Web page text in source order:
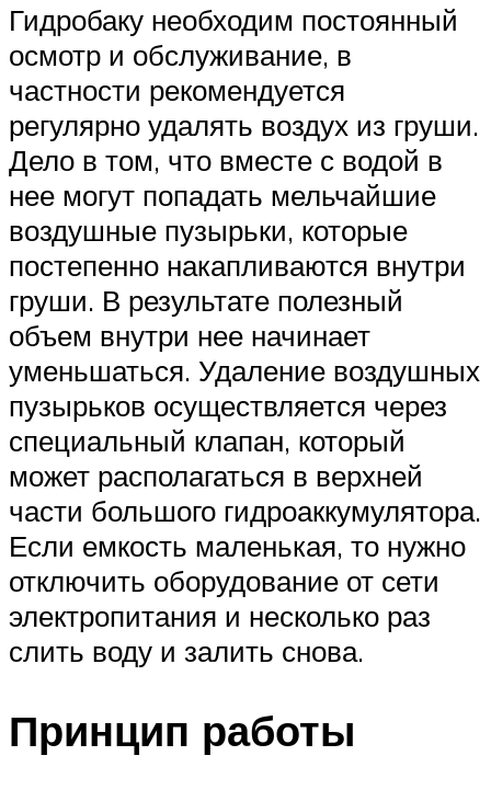
Гидробаку необходим постоянный
осмотр и обслуживание, в
частности рекомендуется
регулярно удалять воздух из груши.
Дело в том, что вместе с водой в
нее могут попадать мельчайшие
воздушные пузырьки, которые
постепенно накапливаются внутри
груши. В результате полезный
объем внутри нее начинает
уменьшаться. Удаление воздушных
пузырьков осуществляется через
специальный клапан, который
может располагаться в верхней
части большого гидроаккумулятора.
Если емкость маленькая, то нужно
отключить оборудование от сети
электропитания и несколько раз
слить воду и залить снова.
Принцип работы